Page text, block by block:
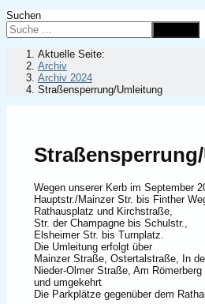
Suchen
Aktuelle Seite:
Archiv
Archiv 2024
Straßensperrung/Umleitung
Wegen unserer Kerb im September
Hauptstr./Mainzer Str. bis Finther
Rathausplatz und Kirchstraße,
Str. der Champagne bis Schulstr.,
Elsheimer Str. bis Turnplatz.
Die Umleitung erfolgt über
Mainzer Straße, Ostertalstraße, In
Nieder-Olmer Straße, Am Römerberg
und umgekehrt
Die Parkplätze gegenüber dem